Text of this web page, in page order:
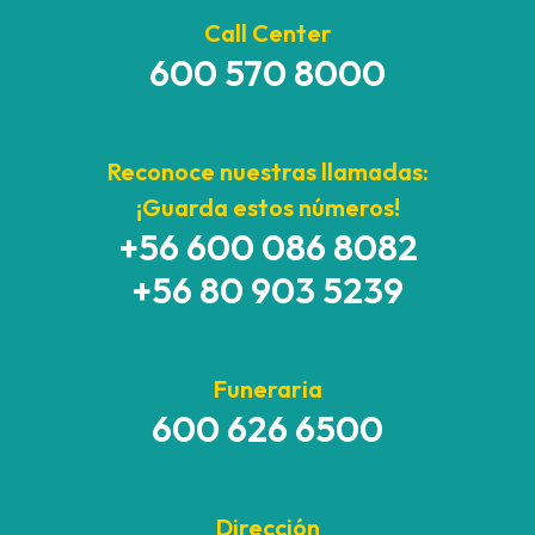
Call Center
600 570 8000
Reconoce nuestras llamadas:
¡Guarda estos números!
+56 600 086 8082
+56 80 903 5239
Funeraria
600 626 6500
Dirección